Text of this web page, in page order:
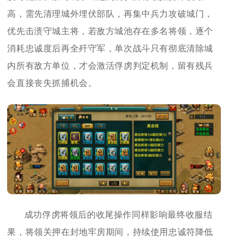
高，需先清理城外埋伏部队，再集中兵力攻破城门，
优先击溃守城主将，若敌方城池存在多名将领，逐个
消耗忠诚度后再全歼守军，单次战斗只有彻底清除城
内所有敌方单位，才会激活俘虏判定机制，留有残兵
会直接丧失抓捕机会。
成功俘虏将领后的收尾操作同样影响最终收服结
果，将领关押在封地牢房期间，持续使用忠诚符降低